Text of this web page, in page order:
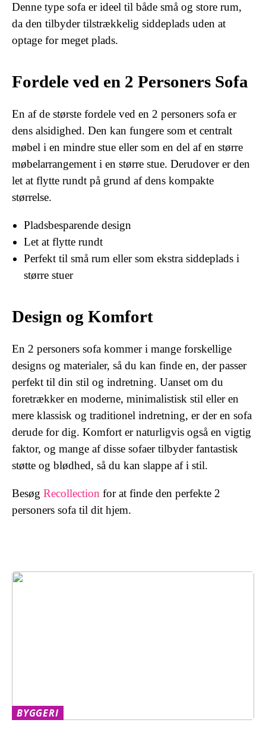
Denne type sofa er ideel til både små og store rum,
da den tilbyder tilstrækkelig siddeplads uden at
optage for meget plads.
Fordele ved en 2 Personers Sofa
En af de største fordele ved en 2 personers sofa er
dens alsidighed. Den kan fungere som et centralt
møbel i en mindre stue eller som en del af en større
møbelarrangement i en større stue. Derudover er den
let at flytte rundt på grund af dens kompakte
størrelse.
Pladsbesparende design
Let at flytte rundt
Perfekt til små rum eller som ekstra siddeplads i
større stuer
Design og Komfort
En 2 personers sofa kommer i mange forskellige
designs og materialer, så du kan finde en, der passer
perfekt til din stil og indretning. Uanset om du
foretrækker en moderne, minimalistisk stil eller en
mere klassisk og traditionel indretning, er der en sofa
derude for dig. Komfort er naturligvis også en vigtig
faktor, og mange af disse sofaer tilbyder fantastisk
støtte og blødhed, så du kan slappe af i stil.
Besøg Recollection for at finde den perfekte 2
personers sofa til dit hjem.
BYGGERI